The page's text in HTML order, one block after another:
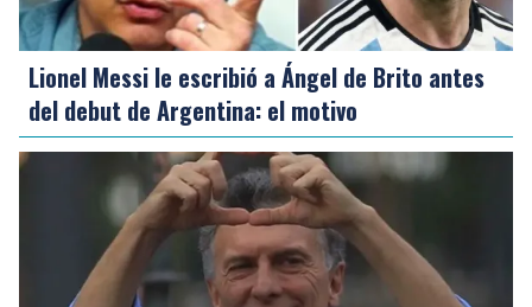
Lionel Messi le escribió a Ángel de Brito antes
del debut de Argentina: el motivo